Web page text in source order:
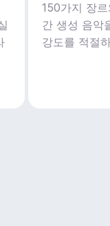
150가지 장
간 생성 음악
강도를 적절